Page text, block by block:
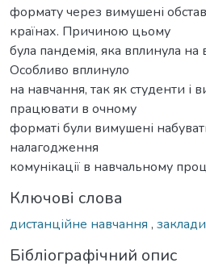
формату через вимушені
країнах. Причиною цьому
була пандемія, яка вплинула на
Особливо вплинуло
на навчання, так як студенти і
працювати в очному
форматі були вимушені
налагодження
комунікації в навчальному
Ключові слова
дистанційне навчання ,
Бібліографічний опис